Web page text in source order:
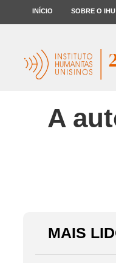
INÍCIO SOBRE O IHU
A
MAIS